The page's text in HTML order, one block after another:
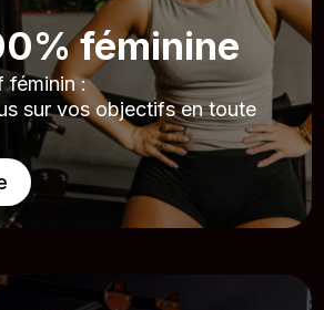
féminine
féminin :
sur vos objectifs en toute